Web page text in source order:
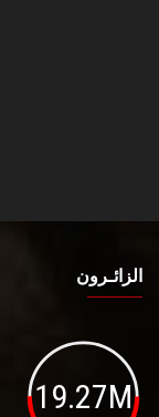
الزائـرون
19.27M